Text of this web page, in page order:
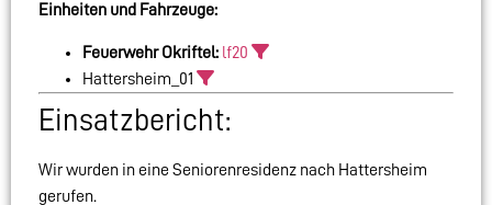
Einheiten und Fahrzeuge:
Feuerwehr Okriftel: lf20
Hattersheim_01
Einsatzbericht:
Wir wurden in eine Seniorenresidenz nach Hattersheim
gerufen.